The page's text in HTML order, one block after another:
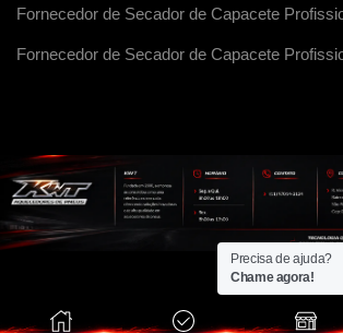
Fornecedor de Secador de Capacete
Fornecedor de Secador de Capacete
Precisa de ajuda?
Chame agora!